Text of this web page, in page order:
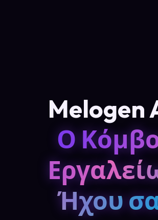
Melogen
Ο
Ήχου